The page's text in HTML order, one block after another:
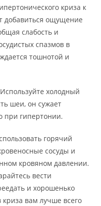
криза к
добавиться ощущение
слабость и
спазмов в
тошнотой и
холодный
шеи, он сужает
при гипертонии.
горячий
сосуды и
кровяном давлении.
вести
и хорошенько
вам лучше всего